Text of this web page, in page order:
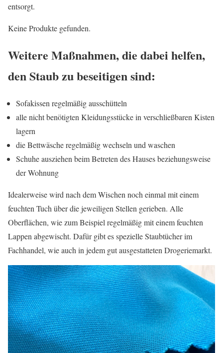
entsorgt.
Keine Produkte gefunden.
Weitere Maßnahmen, die dabei helfen,
den Staub zu beseitigen sind:
Sofakissen regelmäßig ausschütteln
alle nicht benötigten Kleidungsstücke in verschließbaren Kisten
lagern
die Bettwäsche regelmäßig wechseln und waschen
Schuhe ausziehen beim Betreten des Hauses beziehungsweise
der Wohnung
Idealerweise wird nach dem Wischen noch einmal mit einem
feuchten Tuch über die jeweiligen Stellen gerieben. Alle
Oberflächen, wie zum Beispiel regelmäßig mit einem feuchten
Lappen abgewischt. Dafür gibt es spezielle Staubtücher im
Fachhandel, wie auch in jedem gut ausgestatteten Drogeriemarkt.